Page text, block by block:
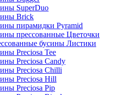
SuperDuo
Brick
пирамидки Pyramid
прессованные Цветочки
бусины Листики
Preciosa Tee
Preciosa Candy
Preciosa Chilli
Preciosa Hill
Preciosa Pip